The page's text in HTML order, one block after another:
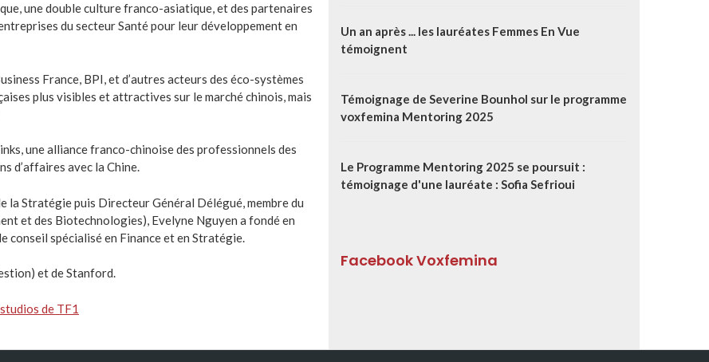
une double culture franco-asiatique, et des partenaires
du secteur Santé pour leur développement en
France, BPI, et d’autres acteurs des éco-systèmes
plus visibles et attractives sur le marché chinois, mais
une alliance franco-chinoise des professionnels des
d’affaires avec la Chine.
Stratégie puis Directeur Général Délégué, membre du
et des Biotechnologies), Evelyne Nguyen a fondé en
conseil spécialisé en Finance et en Stratégie.
et de Stanford.
de TF1
Un an après ... les lauréates Femmes En Vue
témoignent
Témoignage de Severine Bounhol sur le programme
voxfemina Mentoring 2025
Le Programme Mentoring 2025 se poursuit :
témoignage d'une lauréate : Sofia Sefrioui
Facebook Voxfemina